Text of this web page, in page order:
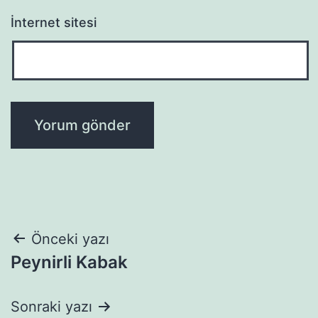
İnternet sitesi
Yazı
gezinmesi
Önceki yazı
Peynirli Kabak
Sonraki yazı